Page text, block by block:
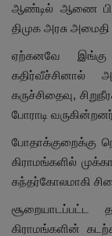
ஆண்டில் ஆணை
திமுக அரசு அமைதி
ஏற்கனவே
கதிர்வீச்சினால்
கருச்சிதைவு,
போராடி
போதாக்குறைக்கு
கிராமங்களில்
கந்தர்கோலமாகி
கிராமங்களின்